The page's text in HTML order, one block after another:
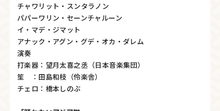
チャワリット・スンタラノン
パパーワリン・セーンチャルーン
イ・マデ・ジマット
アナック・アグン・グデ・オカ・ダレム
演奏
打楽器：望月太喜之丞（日本音楽集団）
笙 ：田島和枝（伶楽舎）
チェロ：橋本しのぶ